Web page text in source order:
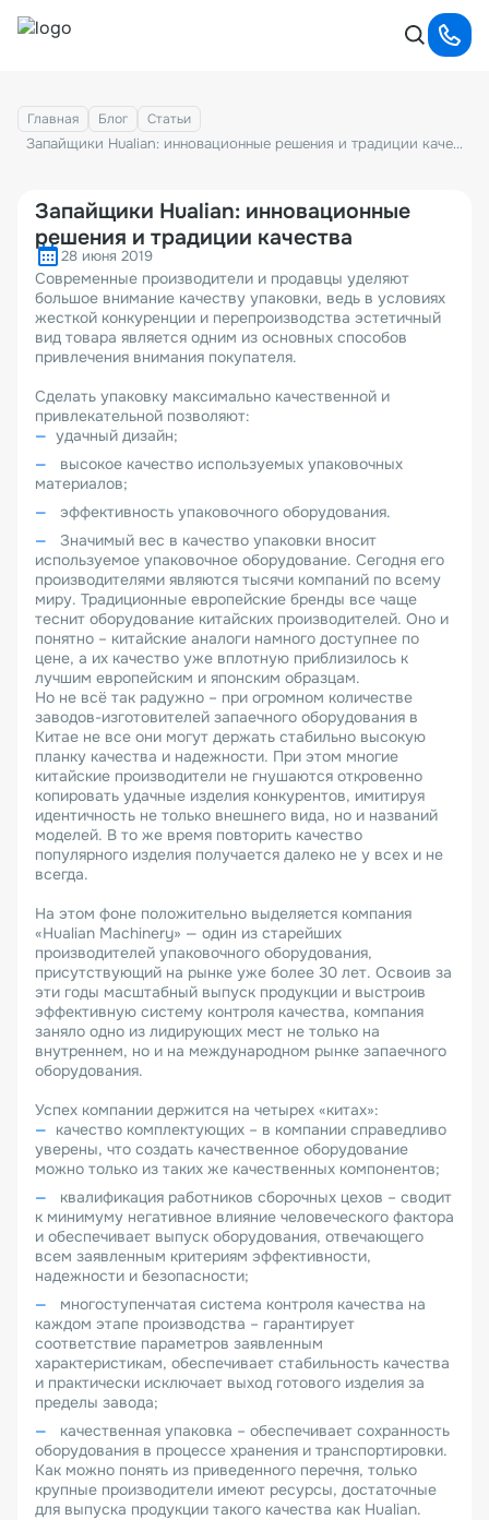
Главная Блог Статьи
Запайщики Hualian: инновационные решения и традиции качества
Запайщики Hualian: инновационные
решения и традиции качества
28 июня 2019
Современные производители и продавцы уделяют
большое внимание качеству упаковки, ведь в условиях
жесткой конкуренции и перепроизводства эстетичный
вид товара является одним из основных способов
привлечения внимания покупателя.
Сделать упаковку максимально качественной и
привлекательной позволяют:
удачный дизайн;
высокое качество используемых упаковочных
материалов;
эффективность упаковочного оборудования.
Значимый вес в качество упаковки вносит
используемое упаковочное оборудование. Сегодня его
производителями являются тысячи компаний по всему
миру. Традиционные европейские бренды все чаще
теснит оборудование китайских производителей. Оно и
понятно – китайские аналоги намного доступнее по
цене, а их качество уже вплотную приблизилось к
лучшим европейским и японским образцам.
Но не всё так радужно – при огромном количестве
заводов-изготовителей запаечного оборудования в
Китае не все они могут держать стабильно высокую
планку качества и надежности. При этом многие
китайские производители не гнушаются откровенно
копировать удачные изделия конкурентов, имитируя
идентичность не только внешнего вида, но и названий
моделей. В то же время повторить качество
популярного изделия получается далеко не у всех и не
всегда.
На этом фоне положительно выделяется компания
«Hualian Machinery» — один из старейших
производителей упаковочного оборудования,
присутствующий на рынке уже более 30 лет. Освоив за
эти годы масштабный выпуск продукции и выстроив
эффективную систему контроля качества, компания
заняло одно из лидирующих мест не только на
внутреннем, но и на международном рынке запаечного
оборудования.
Успех компании держится на четырех «китах»:
качество комплектующих – в компании справедливо
уверены, что создать качественное оборудование
можно только из таких же качественных компонентов;
квалификация работников сборочных цехов – сводит
к минимуму негативное влияние человеческого фактора
и обеспечивает выпуск оборудования, отвечающего
всем заявленным критериям эффективности,
надежности и безопасности;
многоступенчатая система контроля качества на
каждом этапе производства – гарантирует
соответствие параметров заявленным
характеристикам, обеспечивает стабильность качества
и практически исключает выход готового изделия за
пределы завода;
качественная упаковка – обеспечивает сохранность
оборудования в процессе хранения и транспортировки.
Как можно понять из приведенного перечня, только
крупные производители имеют ресурсы, достаточные
для выпуска продукции такого качества как Hualian.